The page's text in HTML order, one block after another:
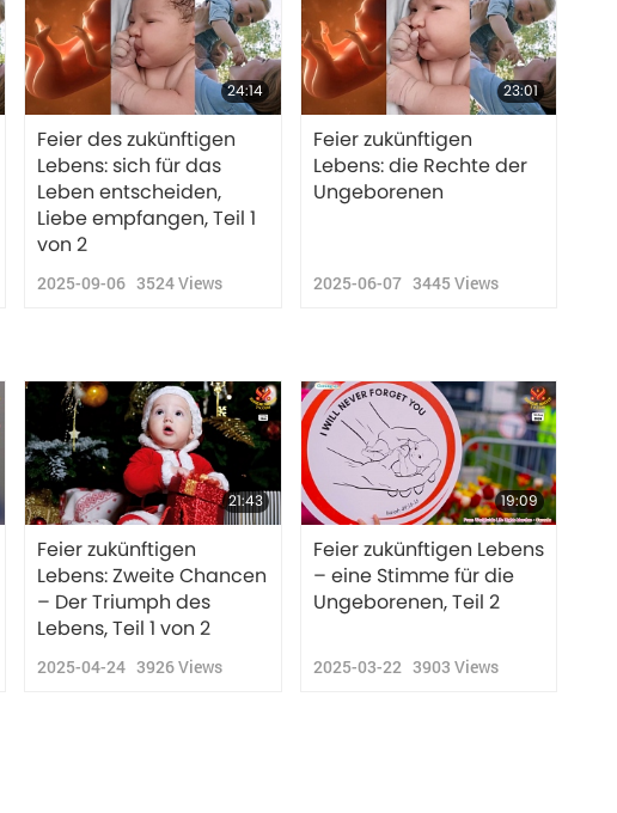
24:14
Feier des zukünftigen
Lebens: sich für das
Leben entscheiden,
Liebe empfangen, Teil 1
von 2
2025-09-06 3524Views
23:01
Feier zukünftigen
Lebens: die Rechte der
Ungeborenen
2025-06-07 3445 Views
21:43
Feier zukünftigen
Lebens: Zweite Chancen
– Der Triumph des
Lebens, Teil 1 von 2
2025-04-24 3926Views
19:09
Feier zukünftigen Lebens
– eine Stimme für die
Ungeborenen, Teil 2
2025-03-22 3903 Views